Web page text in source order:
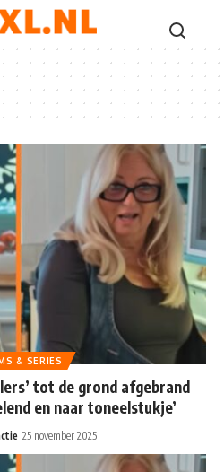
& SERIES
tot de grond afgebrand
en naar toneelstukje’
25 november 2025